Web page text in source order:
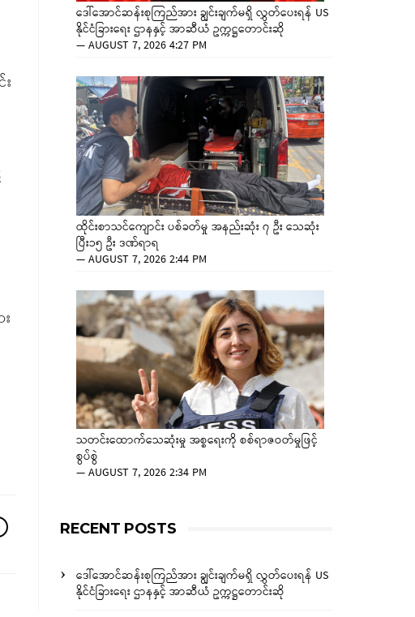
ဒေါ်အောင်ဆန်းစုကြည်အား ချွင်းချက်မရှိ လွှတ်ပေးရန် US
နိုင်ငံခြားရေး ဌာနနှင့် အာဆီယံ ဥက္ကဋ္ဌတောင်းဆို
—AUGUST 7, 2026 4:27 PM
ထိုင်းစာသင်ကျောင်း ပစ်ခတ်မှု အနည်းဆုံး ၇ ဦး သေဆုံး
ပြီး၁၅ ဦး ဒဏ်ရာရ
—AUGUST 7, 2026 2:44 PM
သတင်းထောက်သေဆုံးမှု အစ္စရေးကို စစ်ရာဇဝတ်မှုဖြင့်
စွပ်စွဲ
—AUGUST 7, 2026 2:34 PM
RECENT POSTS
ဒေါ်အောင်ဆန်းစုကြည်အား ချွင်းချက်မရှိ လွှတ်ပေးရန် US
နိုင်ငံခြားရေး ဌာနနှင့် အာဆီယံ ဥက္ကဋ္ဌတောင်းဆို